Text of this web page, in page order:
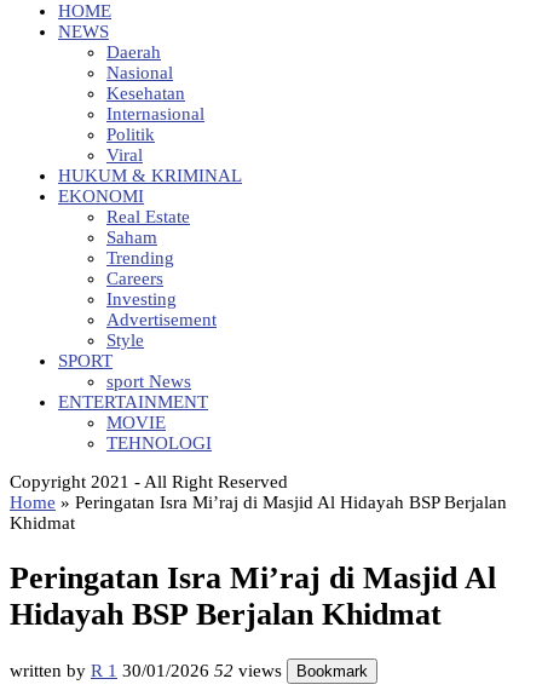
HOME
NEWS
Daerah
Nasional
Kesehatan
Internasional
Politik
Viral
HUKUM & KRIMINAL
EKONOMI
Real Estate
Saham
Trending
Careers
Investing
Advertisement
Style
SPORT
sport News
ENTERTAINMENT
MOVIE
TEHNOLOGI
Copyright 2021 - All Right Reserved
Home » Peringatan Isra Mi’raj di Masjid Al Hidayah BSP Berjalan
Khidmat
Peringatan Isra Mi’raj di Masjid Al
Hidayah BSP Berjalan Khidmat
written by R 1 30/01/2026 52 views Bookmark